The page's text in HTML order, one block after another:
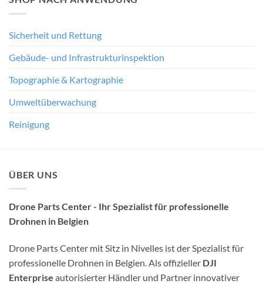
Sicherheit und Rettung
Gebäude- und Infrastrukturinspektion
Topographie & Kartographie
Umweltüberwachung
Reinigung
ÜBER UNS
Drone Parts Center - Ihr Spezialist für professionelle
Drohnen in Belgien
Drone Parts Center mit Sitz in Nivelles ist der Spezialist für
professionelle Drohnen in Belgien. Als offizieller DJI
Enterprise autorisierter Händler und Partner innovativer